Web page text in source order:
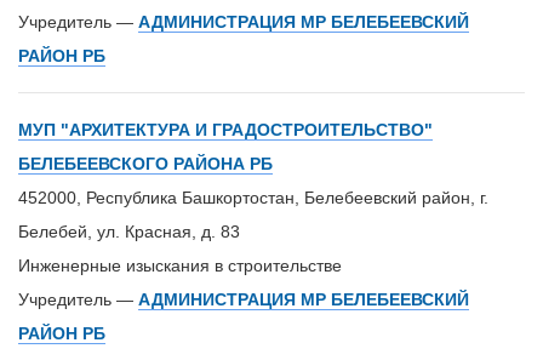
Учредитель — АДМИНИСТРАЦИЯ МР БЕЛЕБЕЕВСКИЙ
РАЙОН РБ
МУП "АРХИТЕКТУРА И ГРАДОСТРОИТЕЛЬСТВО"
БЕЛЕБЕЕВСКОГО РАЙОНА РБ
452000, Республика Башкортостан, Белебеевский район, г.
Белебей, ул. Красная, д. 83
Инженерные изыскания в строительстве
Учредитель — АДМИНИСТРАЦИЯ МР БЕЛЕБЕЕВСКИЙ
РАЙОН РБ